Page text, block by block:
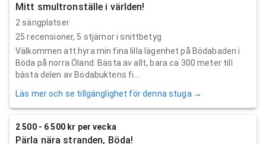
Mitt smultronställe i världen!
2 sängplatser
25 recensioner, 5 stjärnor i snittbetyg
Välkommen att hyra min fina lilla lägenhet på Bödabaden i
Böda på norra Öland. Bästa av allt, bara ca 300 meter till
bästa delen av Bödabuktens fi...
Läs mer och se tillgänglighet för denna stuga →
2 500 - 6 500 kr per vecka
Pärla nära stranden, Böda!